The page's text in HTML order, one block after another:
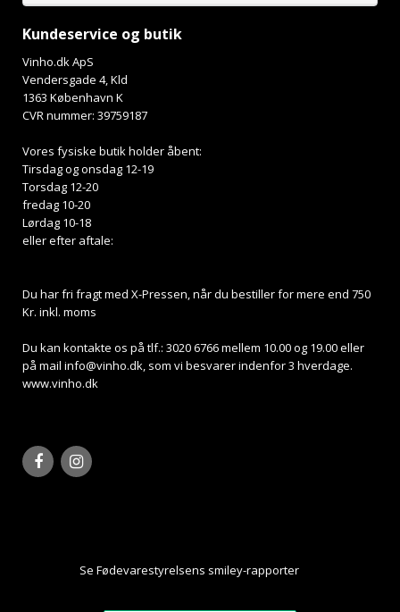
Kundeservice og butik
Vinho.dk ApS
Vendersgade 4, Kld
1363 København K
CVR nummer: 39759187
Vores fysiske butik holder åbent:
Tirsdag og onsdag 12-19
Torsdag 12-20
fredag 10-20
Lørdag 10-18
eller efter aftale:
Du har fri fragt med X-Pressen, når du bestiller for mere end 750
Kr. inkl. moms
Du kan kontakte os på tlf.: 3020 6766 mellem 10.00 og 19.00 eller
på mailinfo@vinho.dk, som vi besvarer indenfor 3 hverdage.
www.vinho.dk
Se Fødevarestyrelsens smiley-rapporterHer